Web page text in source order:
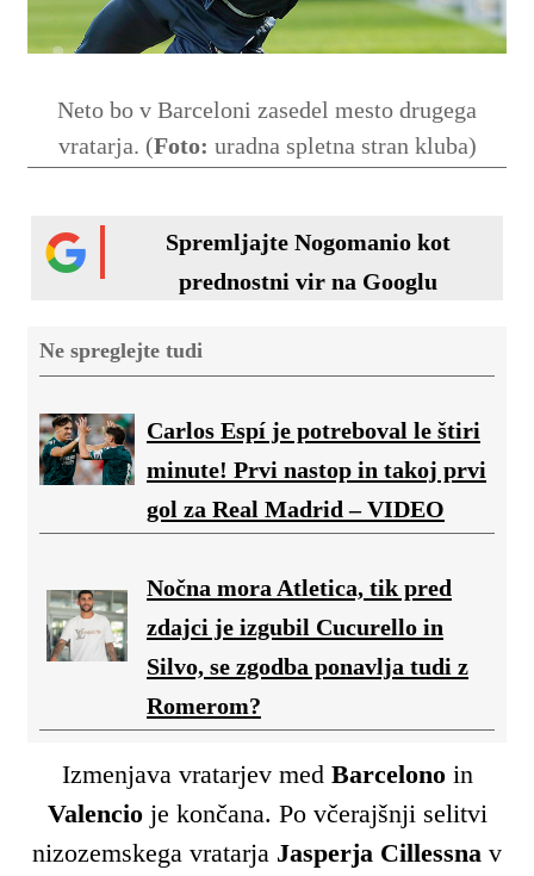
Neto bo v Barceloni zasedel mesto drugega
vratarja. (Foto: uradna spletna stran kluba)
Spremljajte Nogomanio kot
prednostni vir na Googlu
Ne spreglejte tudi
Carlos Espí je potreboval le štiri
minute! Prvi nastop in takoj prvi
gol za Real Madrid – VIDEO
Nočna mora Atletica, tik pred
zdajci je izgubil Cucurello in
Silvo, se zgodba ponavlja tudi z
Romerom?
Izmenjava vratarjev med Barcelonoin
Valencioje končana. Po včerajšnji selitvi
nizozemskega vratarja Jasperja Cillessna v